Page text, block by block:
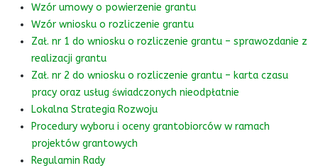
Wzór umowy o powierzenie grantu
Wzór wniosku o rozliczenie grantu
Zał. nr 1 do wniosku o rozliczenie grantu – sprawozdanie z
realizacji grantu
Zał. nr 2 do wniosku o rozliczenie grantu – karta czasu
pracy oraz usług świadczonych nieodpłatnie
Lokalna Strategia Rozwoju
Procedury wyboru i oceny grantobiorców w ramach
projektów grantowych
Regulamin Rady